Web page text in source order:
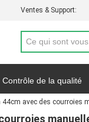
Ventes & Support:
Contrôle de la qualité
Politique de
avec des courroies